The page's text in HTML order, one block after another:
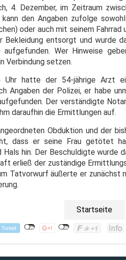
4. Dezember, im Zeitraum
den Angaben zufolge
oder auch mit seinem
Bekleidung entsorgt und wurde
aufgefunden. Wer Hinweise
Verbindung setzen.
Uhr hatte der 54-jährige Arzt
Angaben der Polizei, er habe
Der verständigte
daraufhin die Ermittlungen auf.
Obduktion und der
dass er seine Frau getötet
Hals hin. Der Beschuldigte wurde
erließ der zuständige
Tatvorwurf äußerte er
Startseite